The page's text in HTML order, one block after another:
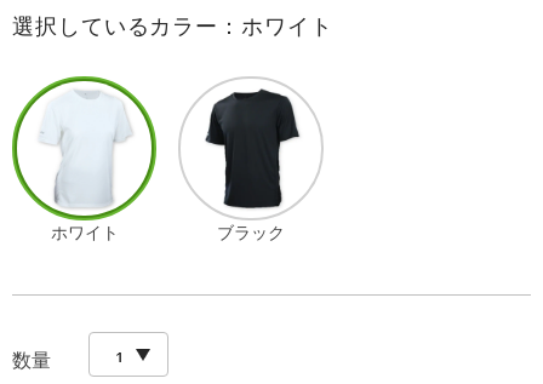
選択しているカラー：ホワイト
ホワイト ブラック
数量